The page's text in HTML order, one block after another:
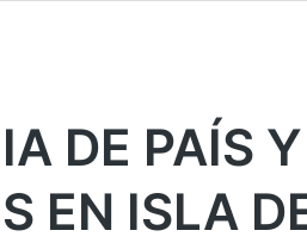
DE PAÍS
EN ISLA